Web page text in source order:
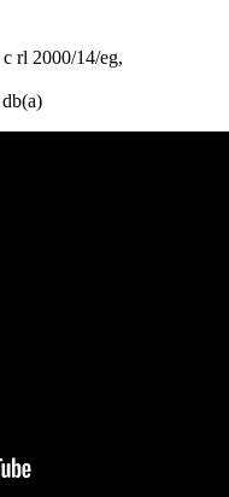
rl 2000/14/eg,